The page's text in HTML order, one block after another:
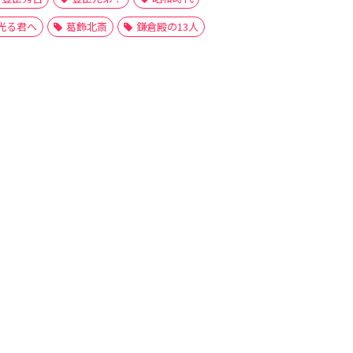
る君へ
葛飾北斎 鎌倉殿の13人